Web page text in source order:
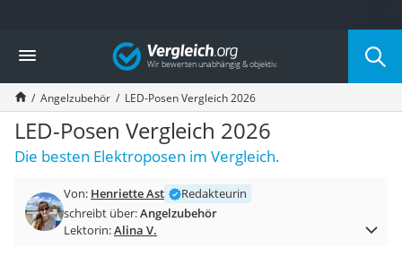
Die beliebtesten Vergleiche nach Kategorie
Freizeit & Sport
Gartentrampolin
Trampolin
Metalldetektor
Eufab-Fahrradträger
Trampolin 366 cm
Aluminium-Koffer
Futterboot
Vergleich
Angelzubehör LED-Posen Vergleich 2026
LED-Posen Vergleich 2026
Die besten Elektroposen im Vergleich.
Von: Henriette Ast
Redakteurin
schreibt über:Angelzubehör
Lektorin:Alina V.